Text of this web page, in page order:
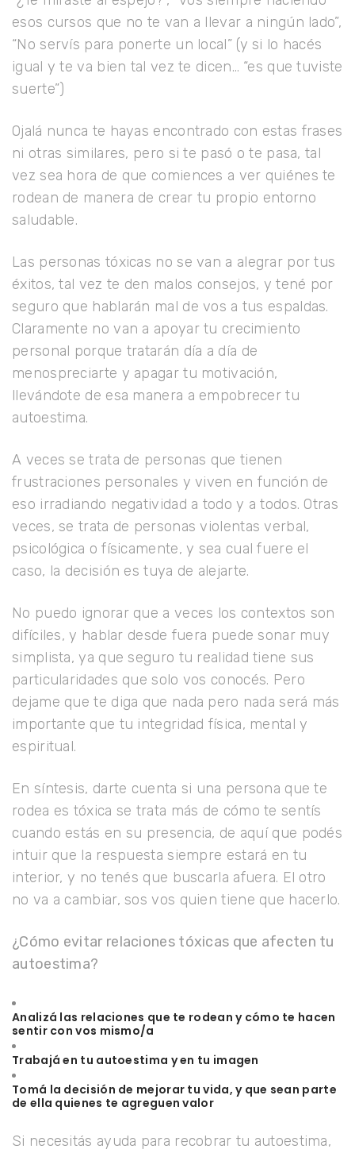
esos cursos que no te van a llevar a ningún lado”,
“No servís para ponerte un local” (y si lo hacés
igual y te va bien tal vez te dicen… “es que tuviste
suerte”)
Ojalá nunca te hayas encontrado con estas frases
ni otras similares, pero si te pasó o te pasa, tal
vez sea hora de que comiences a ver quiénes te
rodean de manera de crear tu propio entorno
saludable.
Las personas tóxicas no se van a alegrar por tus
éxitos, tal vez te den malos consejos, y tené por
seguro que hablarán mal de vos a tus espaldas.
Claramente no van a apoyar tu crecimiento
personal porque tratarán día a día de
menospreciarte y apagar tu motivación,
llevándote de esa manera a empobrecer tu
autoestima.
A veces se trata de personas que tienen
frustraciones personales y viven en función de
eso irradiando negatividad a todo y a todos. Otras
veces, se trata de personas violentas verbal,
psicológica o físicamente, y sea cual fuere el
caso, la decisión es tuya de alejarte.
No puedo ignorar que a veces los contextos son
difíciles, y hablar desde fuera puede sonar muy
simplista, ya que seguro tu realidad tiene sus
particularidades que solo vos conocés. Pero
dejame que te diga que nada pero nada será más
importante que tu integridad física, mental y
espiritual.
En síntesis, darte cuenta si una persona que te
rodea es tóxica se trata más de cómo te sentís
cuando estás en su presencia, de aquí que podés
intuir que la respuesta siempre estará en tu
interior, y no tenés que buscarla afuera. El otro
no va a cambiar, sos vos quien tiene que hacerlo.
¿Cómo evitar relaciones tóxicas que afecten tu
autoestima?
Analizá las relaciones que te rodean y cómo te hacen
sentir con vos mismo/a
Trabajá en tu autoestima y en tu imagen
Tomá la decisión de mejorar tu vida, y que sean parte
de ella quienes te agreguen valor
Si necesitás ayuda para recobrar tu autoestima,